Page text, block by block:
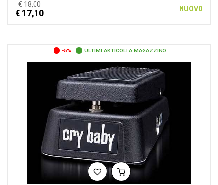
€ 18,00
€ 17,10 NUOVO
-5% ULTIMI ARTICOLI A MAGAZZINO